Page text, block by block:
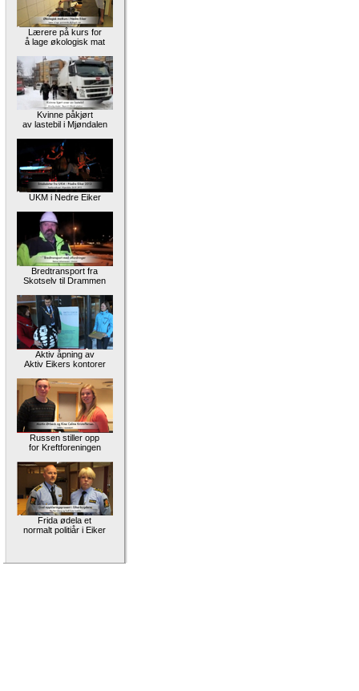
Lærere på kurs for
å lage økologisk mat
Kvinne påkjørt
av lastebil i Mjøndalen
UKM i Nedre Eiker
Bredtransport fra
Skotselv til Drammen
Aktiv åpning av
Aktiv Eikers kontorer
Russen stiller opp
for Kreftforeningen
Frida ødela et
normalt politiår i Eiker